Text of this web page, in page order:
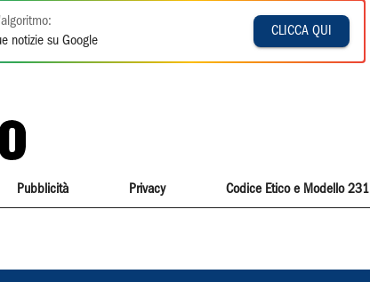
notizie su Google
CLICCA QUI
Pubblicità Privacy Codice Etico e Modello 231